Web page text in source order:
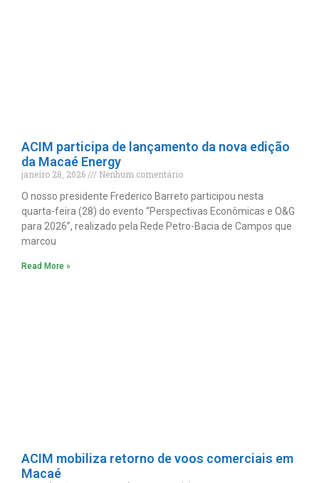
ACIM participa de lançamento da nova edição
da Macaé Energy
janeiro 28, 2026
Nenhum comentário
O nosso presidente Frederico Barreto participou nesta
quarta-feira (28) do evento “Perspectivas Econômicas e O&G
para 2026”, realizado pela Rede Petro-Bacia de Campos que
marcou
Read More »
ACIM mobiliza retorno de voos comerciais em
Macaé